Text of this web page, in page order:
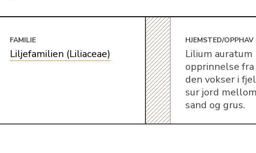
FAMILIE
Liljefamilien (Liliaceae)
HJEMSTED/OPPHAV
Lilium auratum
opprinnelse fra
den vokser i
sur jord
sand og grus.